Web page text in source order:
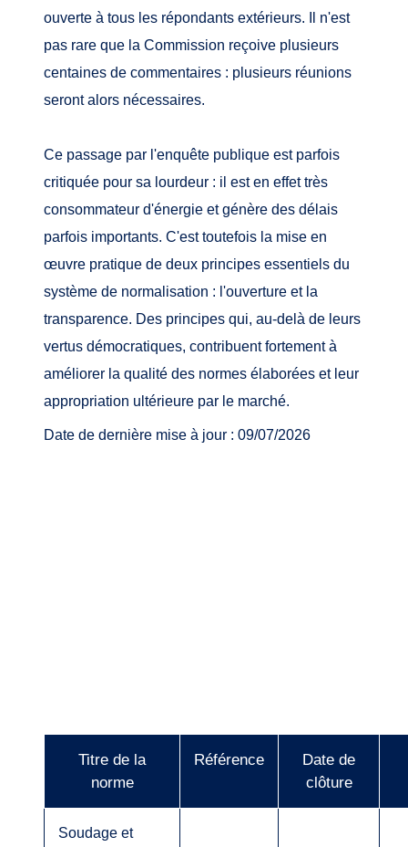
ouverte à tous les répondants extérieurs. Il n'est
pas rare que la Commission reçoive plusieurs
centaines de commentaires : plusieurs réunions
seront alors nécessaires.
Ce passage par l'enquête publique est parfois
critiquée pour sa lourdeur : il est en effet très
consommateur d'énergie et génère des délais
parfois importants. C'est toutefois la mise en
œuvre pratique de deux principes essentiels du
système de normalisation : l'ouverture et la
transparence. Des principes qui, au-delà de leurs
vertus démocratiques, contribuent fortement à
améliorer la qualité des normes élaborées et leur
appropriation ultérieure par le marché.
Date de dernière mise à jour : 09/07/2026
Titre de la
norme
Référence
Date de
clôture
Soudage et